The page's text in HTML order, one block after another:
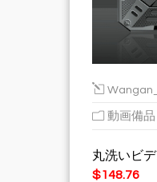
動画備品
丸洗いビ
$148.76